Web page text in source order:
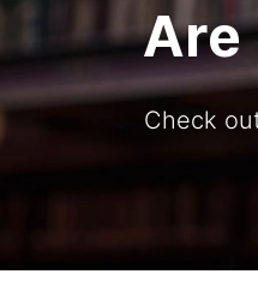
Are
Check